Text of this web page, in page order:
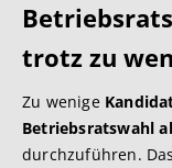
trotz zu
Zu wenige
Betriebsratswahl
durchzuführen.